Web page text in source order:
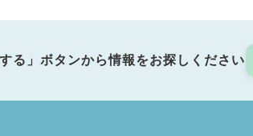
る」ボタンから情報をお探しください